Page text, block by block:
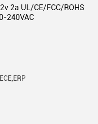
2a UL/CE/FCC/ROHS
240VAC